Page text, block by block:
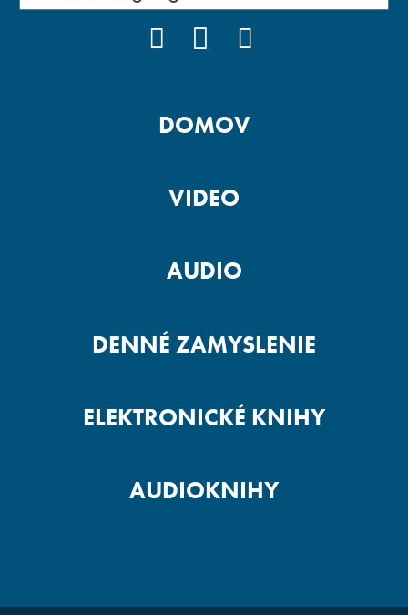
FACEBOOK
YOUTUBE
DOMOV
VIDEO
AUDIO
DENNÉ ZAMYSLENIE
ELEKTRONICKÉ KNIHY
AUDIOKNIHY